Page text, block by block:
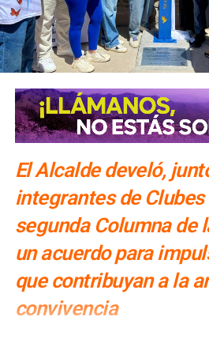
El Alcalde develó,
integrantes de
segunda Columna de
un acuerdo para
que contribuyan a la
convivencia